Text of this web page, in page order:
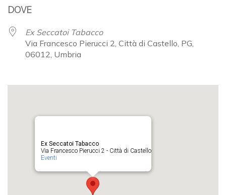
DOVE
Ex Seccatoi Tabacco
Via Francesco Pierucci 2, Città di Castello, PG,
06012, Umbria
Ex Seccatoi Tabacco
Via Francesco Pierucci 2 - Città di Castello
Eventi